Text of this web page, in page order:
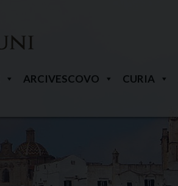
ARCIVESCOVO CURIA